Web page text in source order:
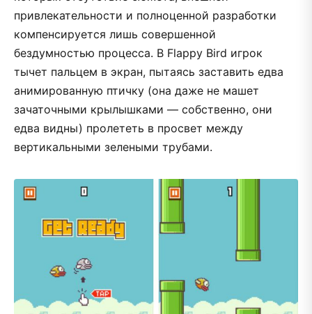
привлекательности и полноценной разработки
компенсируется лишь совершенной
бездумностью процесса. В Flappy Bird игрок
тычет пальцем в экран, пытаясь заставить едва
анимированную птичку (она даже не машет
зачаточными крылышками — собственно, они
едва видны) пролететь в просвет между
вертикальными зелеными трубами.